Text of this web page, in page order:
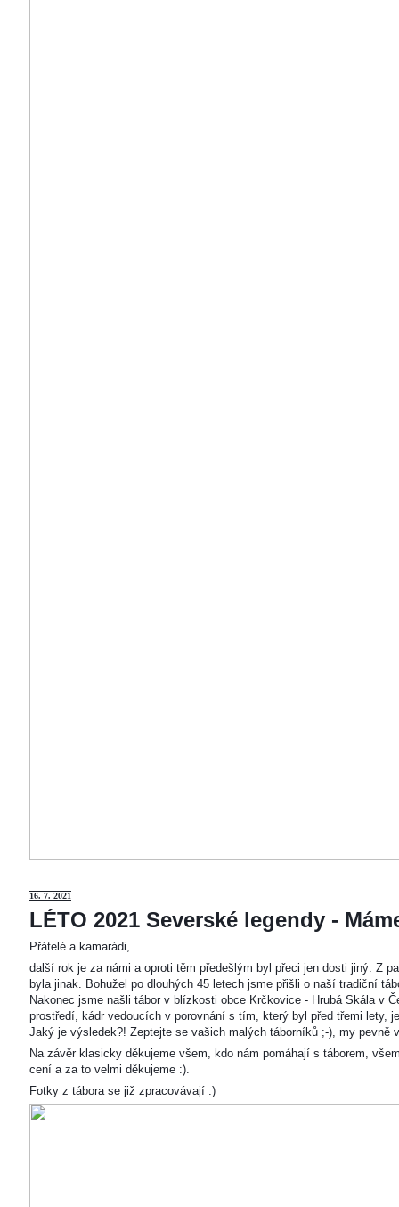
16. 7. 2021
LÉTO 2021 Severské legendy -
Přátelé a kamarádi,
další rok je za námi a oproti těm předešlým byl přeci jen dosti jiný. Z
byla jinak. Bohužel po dlouhých 45 letech jsme přišli o naší tradiční
Nakonec jsme našli tábor v blízkosti obce Krčkovice - Hrubá Skála v
prostředí, kádr vedoucích v porovnání s tím, který byl před třemi lety,
Jaký je výsledek?! Zeptejte se vašich malých táborníků ;-), my pevně
Na závěr klasicky děkujeme všem, kdo nám pomáhají s táborem,
cení a za to velmi děkujeme :).
Fotky z tábora se již zpracovávají :)